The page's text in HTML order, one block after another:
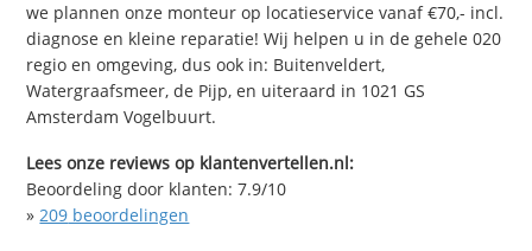
we plannen onze monteur op locatieservice vanaf €70,- incl.
diagnose en kleine reparatie! Wij helpen u in de gehele 020
regio en omgeving, dus ook in: Buitenveldert,
Watergraafsmeer, de Pijp, en uiteraard in 1021 GS
Amsterdam Vogelbuurt.
Lees onze reviews op klantenvertellen.nl:
Beoordeling door klanten:7.9/10
»209 beoordelingen